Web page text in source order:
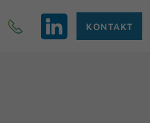
KONTAKT